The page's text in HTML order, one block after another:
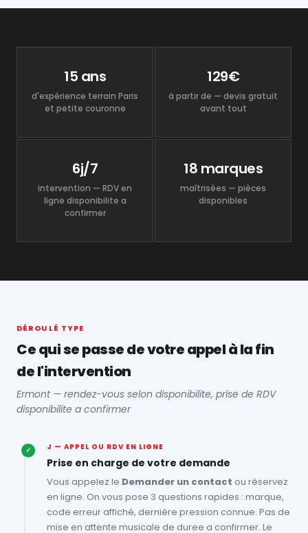
15 ans
d'expérience terrain Paris
et petite couronne
129€
à partir de — devis gratuit
avant tout
6j/7
intervention — RDV en
ligne disponibilite a
confirmer
18 marques
maîtrisées — pièces
disponibles
DÉROULÉ TYPE
Ce qui se passe de votre appel à la fin
de l'intervention
Ermont — rendez-vous selon disponibilite, prise de RDV
disponibilite a confirmer
✓ J — APPEL OU RDV EN LIGNE
Prise en charge de votre demande
Vous appelez le Demander un contact ou réservez
en ligne. On vous pose 3 questions rapides : marque,
code erreur affiché, dernière pression connue. Pas de
mise en attente musicale de duree a confirmer. Le